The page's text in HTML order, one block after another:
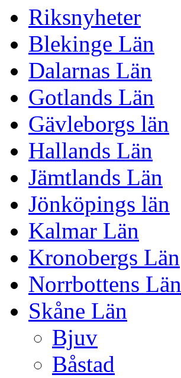
Riksnyheter
Blekinge Län
Dalarnas Län
Gotlands Län
Gävleborgs län
Hallands Län
Jämtlands Län
Jönköpings län
Kalmar Län
Kronobergs Län
Norrbottens Län
Skåne Län
Bjuv
Båstad